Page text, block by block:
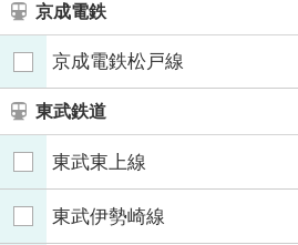
京成電鉄
京成電鉄松戸線
東武鉄道
東武東上線
東武伊勢崎線